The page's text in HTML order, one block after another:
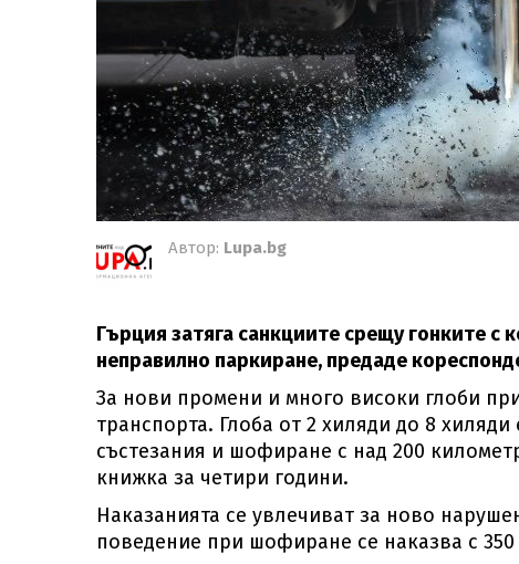
Автор: Lupa.bg
Гърция затяга санкциите срещу гонките с
неправилно паркиране, предаде
За нови промени и много високи глоби
транспорта. Глоба от 2 хиляди до 8
състезания и шофиране с над 200
книжка за четири години.
Наказанията се увлечиват за ново
поведение при шофиране се наказва с